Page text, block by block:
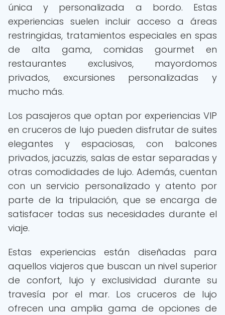
única y personalizada a bordo. Estas
experiencias suelen incluir acceso a áreas
restringidas, tratamientos especiales en spas
de alta gama, comidas gourmet en
restaurantes exclusivos, mayordomos
privados, excursiones personalizadas y
mucho más.
Los pasajeros que optan por experiencias VIP
en cruceros de lujo pueden disfrutar de suites
elegantes y espaciosas, con balcones
privados, jacuzzis, salas de estar separadas y
otras comodidades de lujo. Además, cuentan
con un servicio personalizado y atento por
parte de la tripulación, que se encarga de
satisfacer todas sus necesidades durante el
viaje.
Estas experiencias están diseñadas para
aquellos viajeros que buscan un nivel superior
de confort, lujo y exclusividad durante su
travesía por el mar. Los cruceros de lujo
ofrecen una amplia gama de opciones de